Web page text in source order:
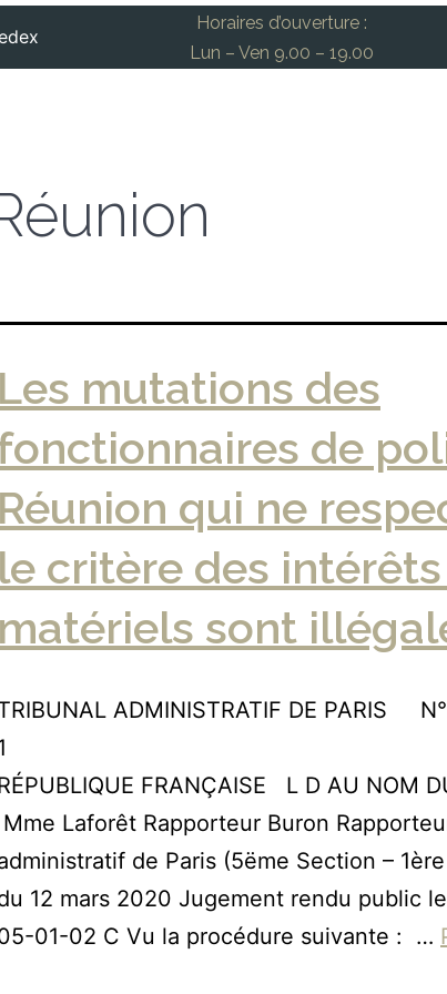
Horaires d’ouverture :
Lun – Ven 9.00 – 19.00
Les mutations des
de
Réunion qui ne
le critère des
matériels sont
ADMINISTRATIF DE PARIS
FRANÇAISE L D AU NOM
Mme Laforêt Rapporteur Buron
de Paris (5ëme Section –
12 mars 2020 Jugement rendu public
01-02 C Vu la procédure suivante : …